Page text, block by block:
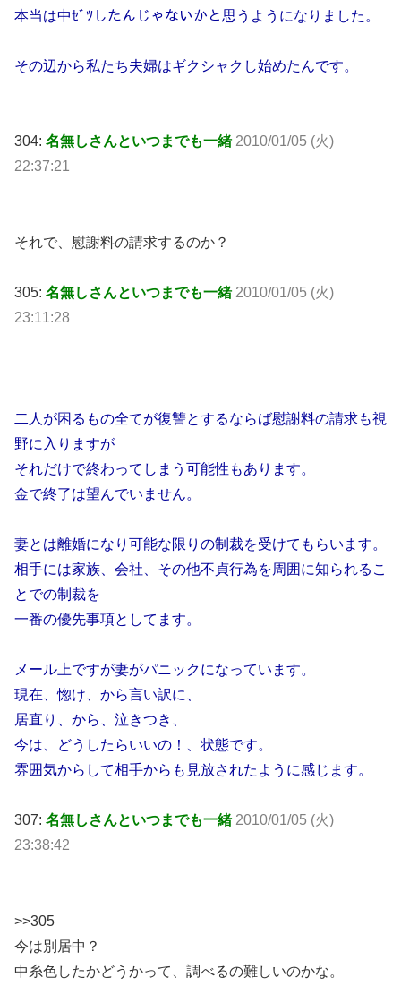
本当は中ｾﾞﾂしたんじゃないかと思うようになりました。
その辺から私たち夫婦はギクシャクし始めたんです。
304: 名無しさんといつまでも一緒 2010/01/05 (火)
22:37:21
それで、慰謝料の請求するのか？
305: 名無しさんといつまでも一緒 2010/01/05 (火)
23:11:28
二人が困るもの全てが復讐とするならば慰謝料の請求も視
野に入りますが
それだけで終わってしまう可能性もあります。
金で終了は望んでいません。
妻とは離婚になり可能な限りの制裁を受けてもらいます。
相手には家族、会社、その他不貞行為を周囲に知られるこ
とでの制裁を
一番の優先事項としてます。
メール上ですが妻がパニックになっています。
現在、惚け、から言い訳に、
居直り、から、泣きつき、
今は、どうしたらいいの！、状態です。
雰囲気からして相手からも見放されたように感じます。
307: 名無しさんといつまでも一緒 2010/01/05 (火)
23:38:42
>>305
今は別居中？
中糸色したかどうかって、調べるの難しいのかな。